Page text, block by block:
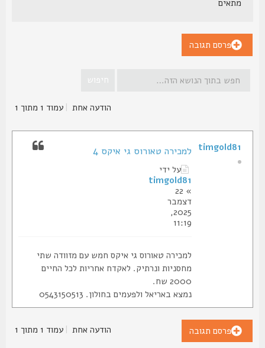
מתאים
פרסם תגובה
הודעה אחת |עמוד1מתוך1
למכירה טאורוס גי איקס 4
על ידי
timgold81
דצמבר
2025,
למכירה טאורוס גי איקס חמש עם מזוודה שתי
מחסניות ונרתיק. לאקדח אחריות לכל החיים
2000 שח.
נמצא באריאל ולפעמים בחולון. 0543150513
timgold81
פרסם תגובה הודעה אחת |עמוד1מתוך1